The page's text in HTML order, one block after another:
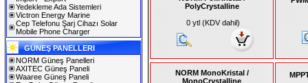
Yedekleme Ada Sistemleri
Victron Energy Marine
Cep Telefonu Şarj Cihazı Solar
Mobile Phone Charger
GÜNEŞ PANELLERI
NORM Güneş Panelleri
AXITEC Güneş Paneli
Waaree Güneş Paneli
PolyCrystalline
0 ytl (KDV dahil)
NORM MonoKristal /
MonoCrystalline